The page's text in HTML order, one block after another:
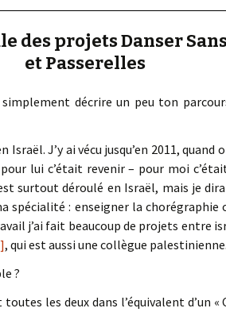
des projets Danser
et Passerelles
décrire un peu ton
Israël. J’y ai vécu jusqu’en 2011, quand
lui c’était revenir – pour moi
surtout déroulé en Israël, mais je
spécialité : enseigner la chorégraphie
j’ai fait beaucoup de projets entre
, qui est aussi une collègue palestinienne.
?
les deux dans l’équivalent d’un